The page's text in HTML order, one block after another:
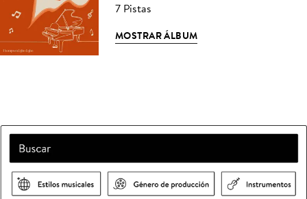
7 Pistas
MOSTRAR ÁLBUM